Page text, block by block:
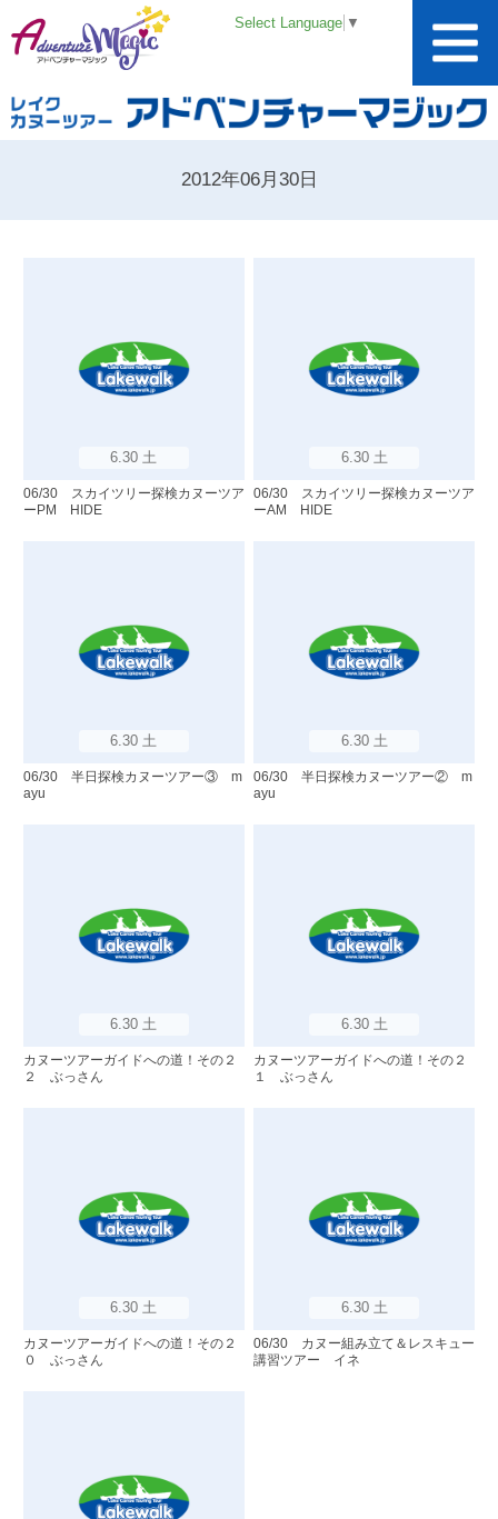
Select Language ▼
2012年06月30日
6.30 土
06/30 スカイツリー探検カヌーツア
ーPM HIDE
6.30 土
06/30 スカイツリー探検カヌーツア
ーAM HIDE
6.30 土
06/30 半日探検カヌーツアー③ m
ayu
6.30 土
06/30 半日探検カヌーツアー② m
ayu
6.30 土
カヌーツアーガイドへの道！その２
２ ぶっさん
6.30 土
カヌーツアーガイドへの道！その２
１ ぶっさん
6.30 土
カヌーツアーガイドへの道！その２
０ ぶっさん
6.30 土
06/30 カヌー組み立て＆レスキュー
講習ツアー イネ